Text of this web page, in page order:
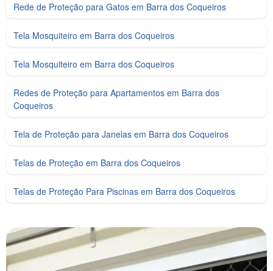
Rede de Proteção para Gatos em Barra dos Coqueiros
Tela Mosquiteiro em Barra dos Coqueiros
Tela Mosquiteiro em Barra dos Coqueiros
Redes de Proteção para Apartamentos em Barra dos
Coqueiros
Tela de Proteção para Janelas em Barra dos Coqueiros
Telas de Proteção em Barra dos Coqueiros
Telas de Proteção Para Piscinas em Barra dos Coqueiros